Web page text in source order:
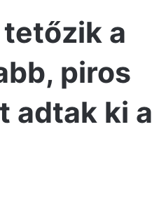
a
piros
adtak ki a